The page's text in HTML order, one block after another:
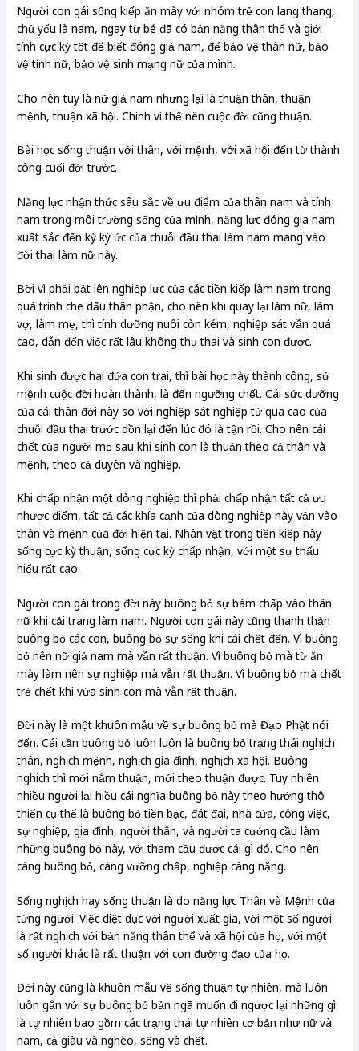
Người con gái sống kiếp ăn mày với nhóm trẻ con lang thang,
chủ yếu là nam, ngay từ bé đã có bản năng thân thể và giới
tính cực kỳ tốt để biết đóng giả nam, để bảo vệ thân nữ, bảo
vệ tính nữ, bảo vệ sinh mạng nữ của mình.
Cho nên tuy là nữ giả nam nhưng lại là thuận thân, thuận
mệnh, thuận xã hội. Chính vì thế nên cuộc đời cũng thuận.
Bài học sống thuận với thân, với mệnh, với xã hội đến từ thành
công cuối đời trước.
Năng lực nhận thức sâu sắc về ưu điểm của thân nam và tính
nam trong môi trường sống của mình, năng lực đóng gia nam
xuất sắc đến kỳ ký ức của chuỗi đầu thai làm nam mang vào
đời thai làm nữ này.
Bời vì phải bật lên nghiệp lực của các tiền kiếp làm nam trong
quá trình che dấu thân phận, cho nên khi quay lại làm nữ, làm
vợ, làm mẹ, thì tính dưỡng nuôi còn kém, nghiệp sát vẫn quá
cao, dẫn đến việc rất lâu không thụ thai và sinh con được.
Khi sinh được hai đứa con trai, thì bài học này thành công, sứ
mệnh cuộc đời hoàn thành, là đến ngưỡng chết. Cái sức dưỡng
của cái thân đời này so với nghiệp sát nghiệp tử qua cao của
chuỗi đầu thai trước dồn lại đến lúc đó là tận rồi. Cho nên cái
chết của người mẹ sau khi sinh con là thuận theo cả thân và
mệnh, theo cả duyên và nghiệp.
Khi chấp nhận một dòng nghiệp thì phải chấp nhận tất cả ưu
nhược điểm, tất cả các khía cạnh của dòng nghiệp này vận vào
thân và mệnh của đời hiện tại. Nhân vật trong tiền kiếp này
sống cực kỳ thuận, sống cực kỳ chấp nhận, với một sự thấu
hiểu rất cao.
Người con gái trong đời này buông bỏ sự bám chấp vào thân
nữ khi cải trang làm nam. Người con gái này cũng thanh thản
buông bỏ các con, buông bỏ sự sống khi cái chết đến. Vì buông
bỏ nên nữ giả nam mà vẫn rất thuận. Vì buông bỏ mà từ ăn
mày làm nên sự nghiệp mà vẫn rất thuận. Vì buông bỏ mà chết
trẻ chết khi vừa sinh con mà vẫn rất thuận.
Đời này là một khuôn mẫu về sự buông bỏ mà Đạo Phật nói
đến. Cái cần buông bỏ luôn luôn là buông bỏ trạng thái nghịch
thân, nghịch mệnh, nghịch gia đình, nghịch xã hội. Buông
nghich thì mới nắm thuận, mới theo thuận được. Tuy nhiên
nhiều người lại hiều cái nghĩa buông bỏ này theo hướng thô
thiển cụ thể là buông bỏ tiền bạc, đát đai, nhà cửa, công việc,
sự nghiệp, gia đình, người thân, và người ta cướng cầu làm
những buông bỏ này, với tham cầu được cái gì đó. Cho nên
càng buông bỏ, càng vưỡng chấp, nghiệp càng nặng.
Sống nghịch hay sống thuận là do năng lực Thân và Mệnh của
từng người. Việc diệt dục với người xuất gia, với một số người
là rất nghịch với bản năng thân thể và xã hội của họ, với một
số người khác là rất thuận với con đường đạo của họ.
Đời này cũng là khuôn mẫu về sống thuận tự nhiên, mà luôn
luôn gắn với sự buông bỏ bản ngã muốn đi ngược lại những gì
là tự nhiên bao gồm các trạng thái tự nhiên cơ bản như nữ và
nam, cả giàu và nghèo, sống và chết.